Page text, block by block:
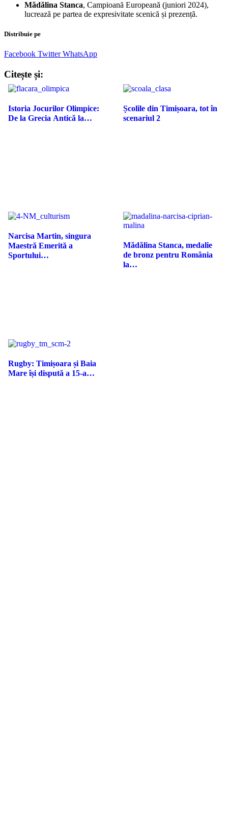
Mădălina Stanca, Campioană Europeană (juniori 2024),
lucrează pe partea de expresivitate scenică și prezență.
Distribuie pe
Facebook Twitter WhatsApp
Citește și:
Istoria Jocurilor Olimpice:
De la Grecia Antică la…
Școlile din Timișoara, tot în
scenariul 2
Narcisa Martin, singura
Maestră Emerită a
Sportului…
Mădălina Stanca, medalie
de bronz pentru România
la…
Rugby: Timișoara și Baia
Mare își dispută a 15-a…